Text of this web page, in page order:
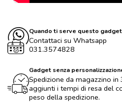
Quando ti serve questo
Contattaci su Whatsapp
031.3574828
Gadget senza
Spedizione da magazzino
aggiunti i tempi di resa del
peso della spedizione.